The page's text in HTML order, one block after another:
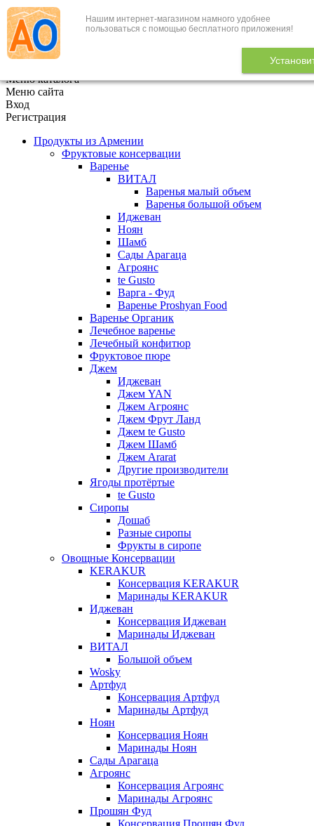
Нашим интернет-магазином намного удобнее
пользоваться с помощью бесплатного приложения!
+7 (495) 646-888-1
В корзине 0
Меню каталога
Меню сайта
Вход
Регистрация
Продукты из Армении
Фруктовые консервации
Варенье
ВИТАЛ
Варенья малый объем
Варенья большой объем
Иджеван
Ноян
Шамб
Сады Арагаца
Агроянс
te Gusto
Варга - Фуд
Варенье Proshyan Food
Варенье Органик
Лечебное варенье
Лечебный конфитюр
Фруктовое пюре
Джем
Иджеван
Джем YAN
Джем Агроянс
Джем Фрут Ланд
Джем te Gusto
Джем Шамб
Джем Ararat
Другие производители
Ягоды протёртые
te Gusto
Сиропы
Дошаб
Разные сиропы
Фрукты в сиропе
Овощные Консервации
KERAKUR
Консервация KERAKUR
Маринады KERAKUR
Иджеван
Консервация Иджеван
Маринады Иджеван
ВИТАЛ
Большой объем
Wosky
Артфуд
Консервация Артфуд
Маринады Артфуд
Ноян
Консервация Ноян
Маринады Ноян
Сады Арагаца
Агроянс
Консервация Агроянс
Маринады Агроянс
Прошян Фуд
Консервация Прошян Фуд